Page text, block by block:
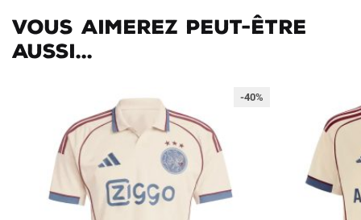
Vous aimerez peut-être
aussi...
-40%